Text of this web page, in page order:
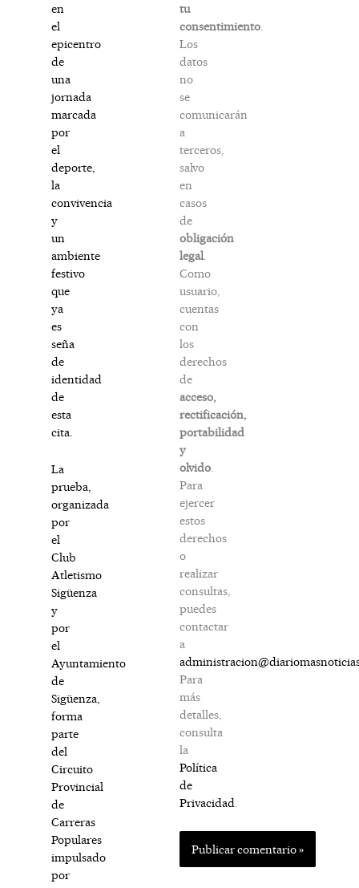
en
el
epicentro
de
una
jornada
marcada
por
el
deporte,
la
convivencia
y
un
ambiente
festivo
que
ya
es
seña
de
identidad
de
esta
cita.
La
prueba,
organizada
por
el
Club
Atletismo
Sigüenza
y
por
el
Ayuntamiento
de
Sigüenza,
forma
parte
del
Circuito
Provincial
de
Carreras
Populares
impulsado
por
tu
consentimiento.
Los
datos
no
se
comunicarán
a
terceros,
salvo
en
casos
de
obligación
legal.
Como
usuario,
cuentas
con
los
derechos
de
acceso,
rectificación,
portabilidad
y
olvido.
Para
ejercer
estos
derechos
o
realizar
consultas,
puedes
contactar
a
Para
más
detalles,
consulta
la
Política
de
Privacidad